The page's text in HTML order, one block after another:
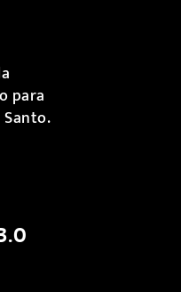
para